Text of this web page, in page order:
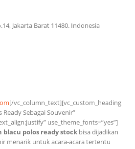
Jakarta Barat 11480. Indonesia
[/vc_column_text][vc_custom_heading
Ready Sebagai Souvenir”
use_theme_fonts=”yes”]
blacu polos ready stock bisa dijadikan
menarik untuk acara-acara tertentu